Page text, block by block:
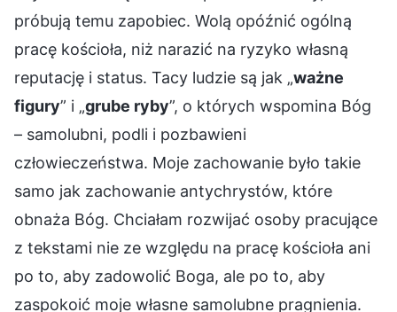
próbują temu zapobiec. Wolą opóźnić ogólną
pracę kościoła, niż narazić na ryzyko własną
reputację i status. Tacy ludzie są jak „ważne
figury” i „grube ryby”, o których wspomina Bóg
– samolubni, podli i pozbawieni
człowieczeństwa. Moje zachowanie było takie
samo jak zachowanie antychrystów, które
obnaża Bóg. Chciałam rozwijać osoby pracujące
z tekstami nie ze względu na pracę kościoła ani
po to, aby zadowolić Boga, ale po to, aby
zaspokoić moje własne samolubne pragnienia.